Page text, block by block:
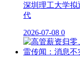
深圳理工大学
代
2026-07-08 0